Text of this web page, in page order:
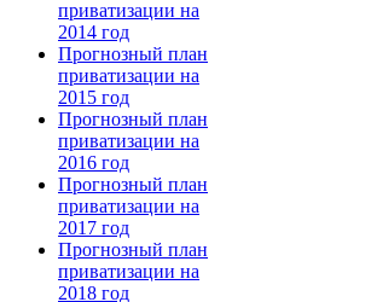
приватизации на
2014 год
Прогнозный план
приватизации на
2015 год
Прогнозный план
приватизации на
2016 год
Прогнозный план
приватизации на
2017 год
Прогнозный план
приватизации на
2018 год